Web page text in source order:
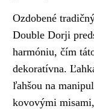
Ozdobené
Double Dorji
harmóniu, čím
dekoratívna.
ľahšou na
kovovými